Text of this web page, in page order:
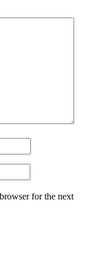
for the next